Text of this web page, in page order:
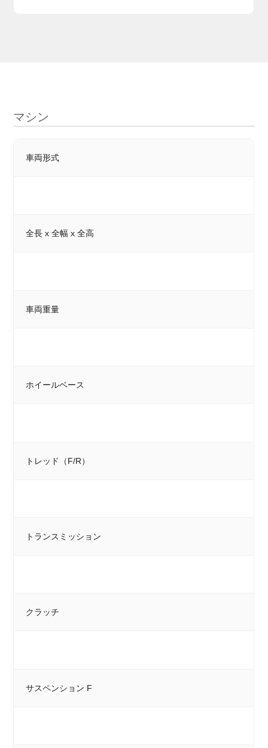
マシン
車両形式
全長 x 全幅 x 全高
車両重量
ホイールベース
トレッド（F/R）
トランスミッション
クラッチ
サスペンション F